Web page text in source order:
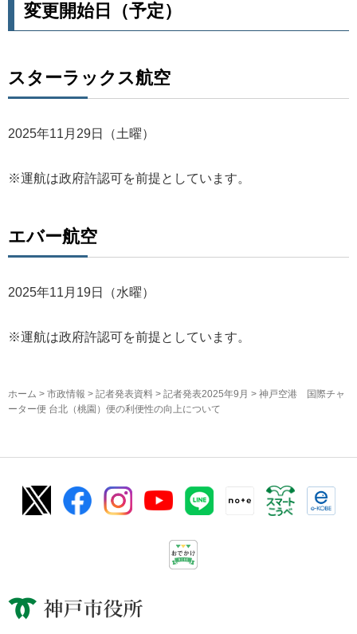
変更開始日（予定）
スターラックス航空
2025年11月29日（土曜）
※運航は政府許認可を前提としています。
エバー航空
2025年11月19日（水曜）
※運航は政府許認可を前提としています。
ホーム > 市政情報 > 記者発表資料 > 記者発表2025年9月 > 神戸空港 国際チャ
ーター便 台北（桃園）便の利便性の向上について
神戸市役所